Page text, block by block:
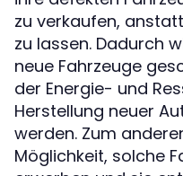
zu verkaufen,
zu lassen. Dadurch
neue Fahrzeuge
der Energie- und
Herstellung neuer
werden. Zum
Möglichkeit, solche